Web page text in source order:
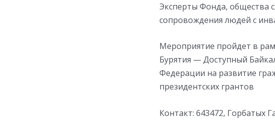
Эксперты Фонда, общества
сопровождения людей с
Мероприятие пройдет в
Бурятия — Доступный
Федерации на развитие
президентских грантов
Контакт: 643472, Горбатых